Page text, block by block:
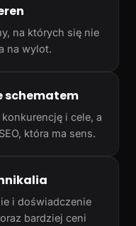
na których się nie
na wylot.
schematem
i cele, a
która ma sens.
i doświadczenie
bardziej ceni